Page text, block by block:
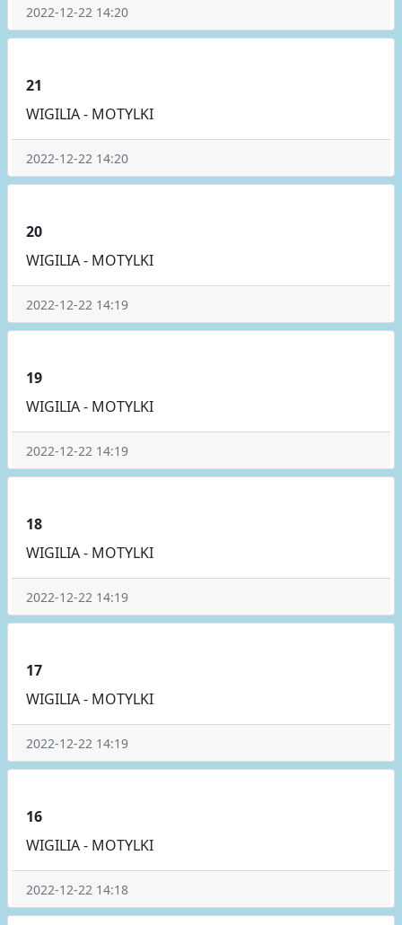
2022-12-22 14:20
21
WIGILIA - MOTYLKI
2022-12-22 14:20
20
WIGILIA - MOTYLKI
2022-12-22 14:19
19
WIGILIA - MOTYLKI
2022-12-22 14:19
18
WIGILIA - MOTYLKI
2022-12-22 14:19
17
WIGILIA - MOTYLKI
2022-12-22 14:19
16
WIGILIA - MOTYLKI
2022-12-22 14:18